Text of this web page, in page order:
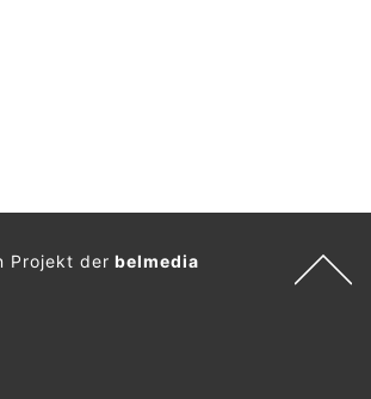
Projekt derbelmedia